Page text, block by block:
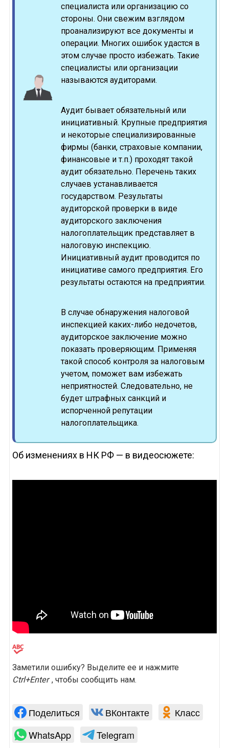
специалиста или организацию со
стороны. Они свежим взглядом
проанализируют все документы и
операции. Многих ошибок удастся в
этом случае просто избежать. Такие
специалисты или организации
называются аудиторами.
Аудит бывает обязательный или
инициативный. Крупные предприятия
и некоторые специализированные
фирмы (банки, страховые компании,
финансовые и т.п.) проходят такой
аудит обязательно. Перечень таких
случаев устанавливается
государством. Результаты
аудиторской проверки в виде
аудиторского заключения
налогоплательщик представляет в
налоговую инспекцию.
Инициативный аудит проводится по
инициативе самого предприятия. Его
результаты остаются на предприятии.
В случае обнаружения налоговой
инспекцией каких-либо недочетов,
аудиторское заключение можно
показать проверяющим. Применяя
такой способ контроля за налоговым
учетом, поможет вам избежать
неприятностей. Следовательно, не
будет штрафных санкций и
испорченной репутации
налогоплательщика.
Об изменениях в НК РФ — в видеосюжете:
Заметили ошибку? Выделите ее и нажмите
Ctrl+Enter , чтобы сообщить нам.
Поделиться ВКонтакте
Класс
WhatsApp
Telegram